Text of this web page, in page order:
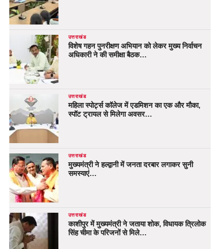
उत्तराखंड
विशेष गहन पुनरीक्षण अभियान को लेकर मुख्य निर्वाचन
अधिकारी ने की समीक्षा बैठक…
उत्तराखंड
महिला स्पोर्ट्स कॉलेज में एडमिशन का एक और मौका,
स्पॉट ट्रायल से मिलेगा अवसर…
उत्तराखंड
मुख्यमंत्री ने हल्द्वानी में जनता दरबार लगाकर सुनी
समस्याएं…
उत्तराखंड
काशीपुर में मुख्यमंत्री ने जताया शोक, विधायक त्रिलोक
सिंह चीमा के परिजनों से मिले…